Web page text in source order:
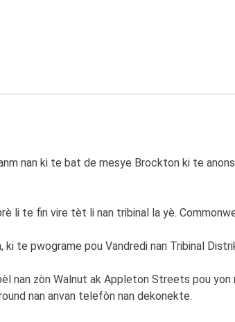
nan ki te bat de mesye Brockton ki te
li te fin vire tèt li nan tribinal la yè.
te pwograme pou Vandredi nan Tribinal
nan zòn Walnut ak Appleton Streets pou yon
nan anvan telefòn nan dekonekte.